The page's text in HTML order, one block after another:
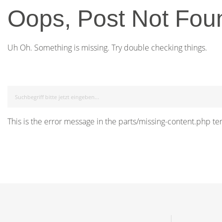
Oops, Post Not
Uh Oh. Something is missing. Try double checking things.
This is the error message in the parts/missing-content.php